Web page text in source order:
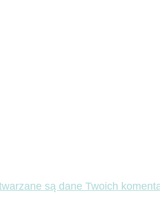
są dane Twoich